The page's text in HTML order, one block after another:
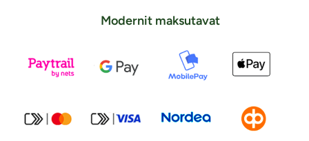
Modernit maksutavat